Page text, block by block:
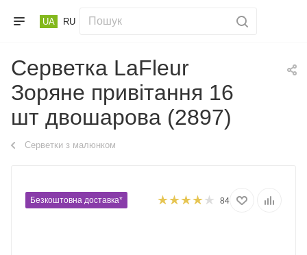
UA RU
Серветка LaFleur
Зоряне привітання 16
шт двошарова (2897)
Серветки з малюнком
Безкоштовна доставка* 84